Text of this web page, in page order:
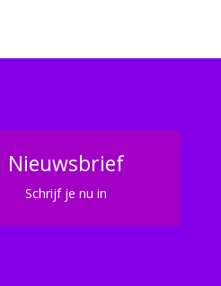
Nieuwsbrief
Schrijf je nu in